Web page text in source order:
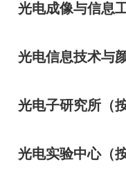
光电成像与信息
光电信息技术与
光电子研究所（
光电实验中心（